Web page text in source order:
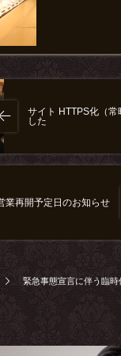
サイト HTTPS化（常
した
業再開予定日のお知らせ
緊急事態宣言に伴う臨